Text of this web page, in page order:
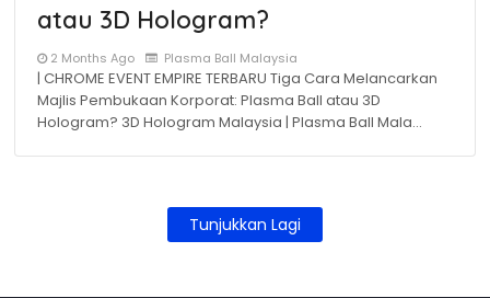
atau 3D Hologram?
2 Months Ago Plasma Ball Malaysia
| CHROME EVENT EMPIRE TERBARU Tiga Cara Melancarkan
Majlis Pembukaan Korporat: Plasma Ball atau 3D
Hologram? 3D Hologram Malaysia | Plasma Ball Mala…
Tunjukkan Lagi